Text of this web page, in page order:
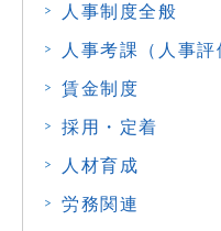
人事制度全般
人事考課（人事評
賃金制度
採用・定着
人材育成
労務関連